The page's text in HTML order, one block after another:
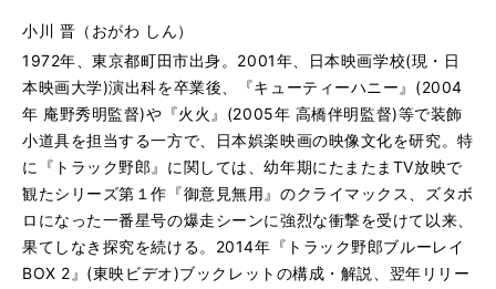
小川 晋（おがわ しん）
1972年、東京都町田市出身。2001年、日本映画学校(現・日
本映画大学)演出科を卒業後、『キューティーハニー』(2004
年 庵野秀明監督)や『火火』(2005年 高橋伴明監督)等で装飾
小道具を担当する一方で、日本娯楽映画の映像文化を研究。特
に『トラック野郎』に関しては、幼年期にたまたまTV放映で
観たシリーズ第１作『御意見無用』のクライマックス、ズタボ
ロになった一番星号の爆走シーンに強烈な衝撃を受けて以来、
果てしなき探究を続ける。2014年『トラック野郎ブルーレイ
BOX 2』(東映ビデオ)ブックレットの構成・解説、翌年リリー